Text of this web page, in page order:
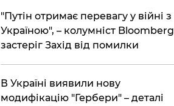
"Путін отримає перевагу у війні з
Україною", – колумніст Bloomberg
застеріг Захід від помилки
В Україні виявили нову
модифікацію "Гербери" – деталі